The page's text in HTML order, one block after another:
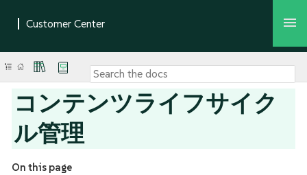
コンテンツライフサイク
ル管理
On this page